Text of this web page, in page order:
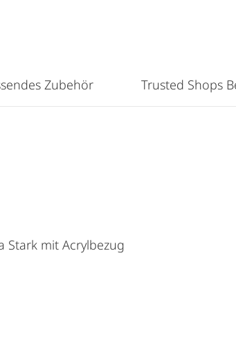
Stark mit Acrylbezug
Zubehör Trusted Shops